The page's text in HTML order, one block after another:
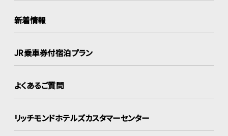
新着情報
JR乗車券付宿泊プラン
よくあるご質問
リッチモンドホテルズカスタマーセンター